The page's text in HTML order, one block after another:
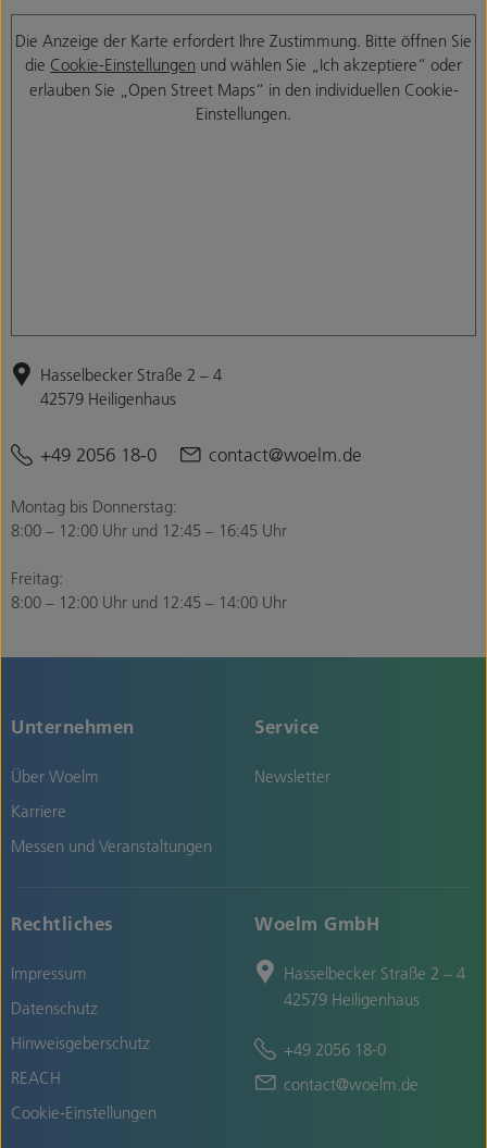
Die Anzeige der Karte erfordert Ihre Zustimmung. Bitte öffnen Sie
die Cookie-Einstellungen und wählen Sie „Ich akzeptiere“ oder
erlauben Sie „Open Street Maps“ in den individuellen Cookie-
Einstellungen.
Hasselbecker Straße 2 – 4
42579 Heiligenhaus
+49 2056 18-0 contact@woelm.de
Montag bis Donnerstag:
8:00 – 12:00 Uhr und 12:45 – 16:45 Uhr
Freitag:
8:00 – 12:00 Uhr und 12:45 – 14:00 Uhr
Unternehmen
Über Woelm
Karriere
Messen und Veranstaltungen
Service
Newsletter
Rechtliches
Impressum
Datenschutz
Hinweisgeberschutz
REACH
Cookie-Einstellungen
Woelm GmbH
Hasselbecker Straße 2 – 4
42579 Heiligenhaus
+49 2056 18-0
contact@woelm.de